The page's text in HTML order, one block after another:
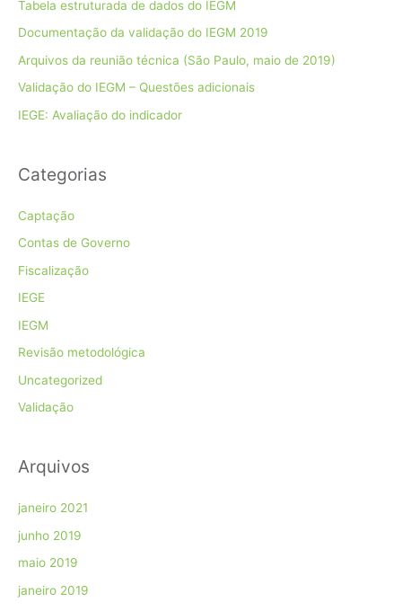
Tabela estruturada de dados do IEGM
Documentação da validação do IEGM 2019
Arquivos da reunião técnica (São Paulo, maio de 2019)
Validação do IEGM – Questões adicionais
IEGE: Avaliação do indicador
Categorias
Captação
Contas de Governo
Fiscalização
IEGE
IEGM
Revisão metodológica
Uncategorized
Validação
Arquivos
janeiro 2021
junho 2019
maio 2019
janeiro 2019